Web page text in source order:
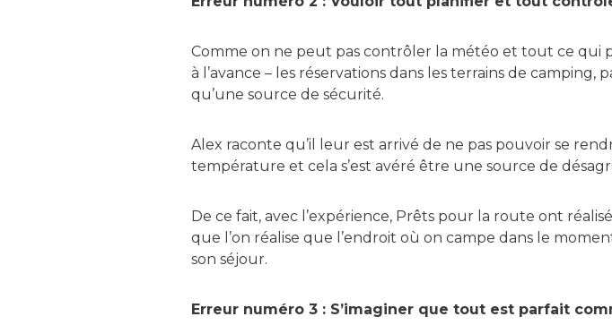
Comme on ne peut pas contrôler la météo et tout ce
à l’avance – les réservations dans les terrains de
qu’une source de sécurité.
Alex raconte qu’il leur est arrivé de ne pas pouvoir se
température et cela s’est avéré être une source de
De ce fait, avec l’expérience, Prêts pour la route ont
que l’on réalise que l’endroit où on campe dans le
son séjour.
Erreur numéro 3 : S’imaginer que tout est parfait